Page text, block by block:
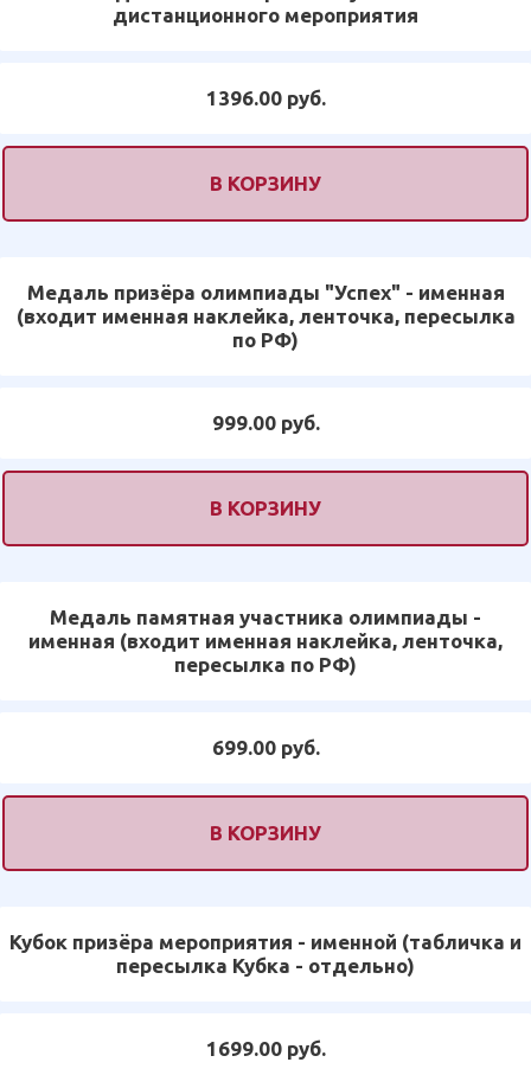
дистанционного мероприятия
1396.00 руб.
В КОРЗИНУ
Медаль призёра олимпиады "Успех" - именная
(входит именная наклейка, ленточка, пересылка
по РФ)
999.00 руб.
В КОРЗИНУ
Медаль памятная участника олимпиады -
именная (входит именная наклейка, ленточка,
пересылка по РФ)
699.00 руб.
В КОРЗИНУ
Кубок призёра мероприятия - именной (табличка и
пересылка Кубка - отдельно)
1699.00 руб.